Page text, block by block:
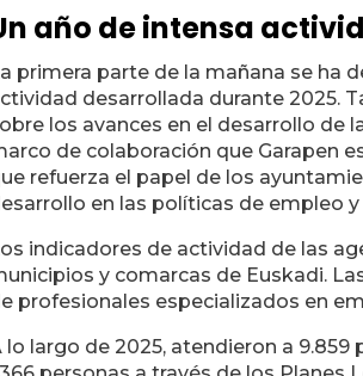
año de intensa
primera parte de la mañana se ha
desarrollada durante 2025.
los avances en el desarrollo de
de colaboración que Garapen
refuerza el papel de los
en las políticas de empleo
indicadores de actividad de las
y comarcas de Euskadi.
profesionales especializados en
lo largo de 2025, atendieron a